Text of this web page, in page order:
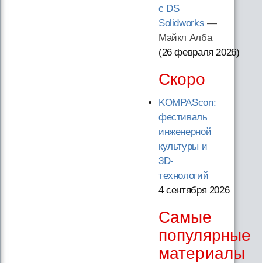
с DS
Solidworks —
Майкл Алба
(26 февраля 2026)
Скоро
KOMPAScon:
фестиваль
инженерной
культуры и
3D-
технологий
4 сентября 2026
Самые
популярные
материалы